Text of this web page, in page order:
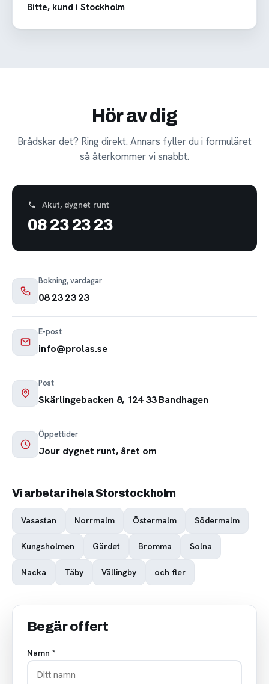
Bitte, kund i Stockholm
Hör av dig
Brådskar det? Ring direkt. Annars fyller du i formuläret
så återkommer vi snabbt.
Akut, dygnet runt
08 23 23 23
Bokning, vardagar
08 23 23 23
E-post
info@prolas.se
Post
Skärlingebacken 8, 124 33 Bandhagen
Öppettider
Jour dygnet runt, året om
Vi arbetar i hela Storstockholm
Vasastan Norrmalm Östermalm Södermalm
Kungsholmen Gärdet Bromma Solna
Nacka Täby Vällingby och fler
Begär offert
Namn *